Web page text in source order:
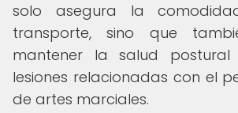
solo asegura la
transporte, sino que
mantener la salud
lesiones relacionadas con el
de artes marciales.